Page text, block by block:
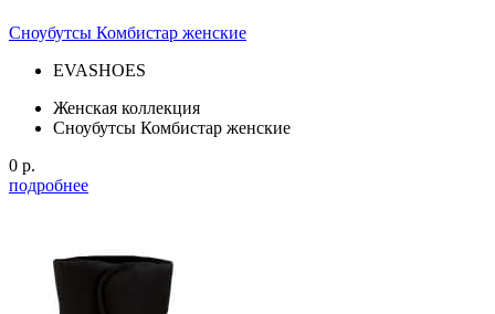
Сноубутсы Комбистар женские
EVASHOES
Женская коллекция
Сноубутсы Комбистар женские
0 р.
подробнее